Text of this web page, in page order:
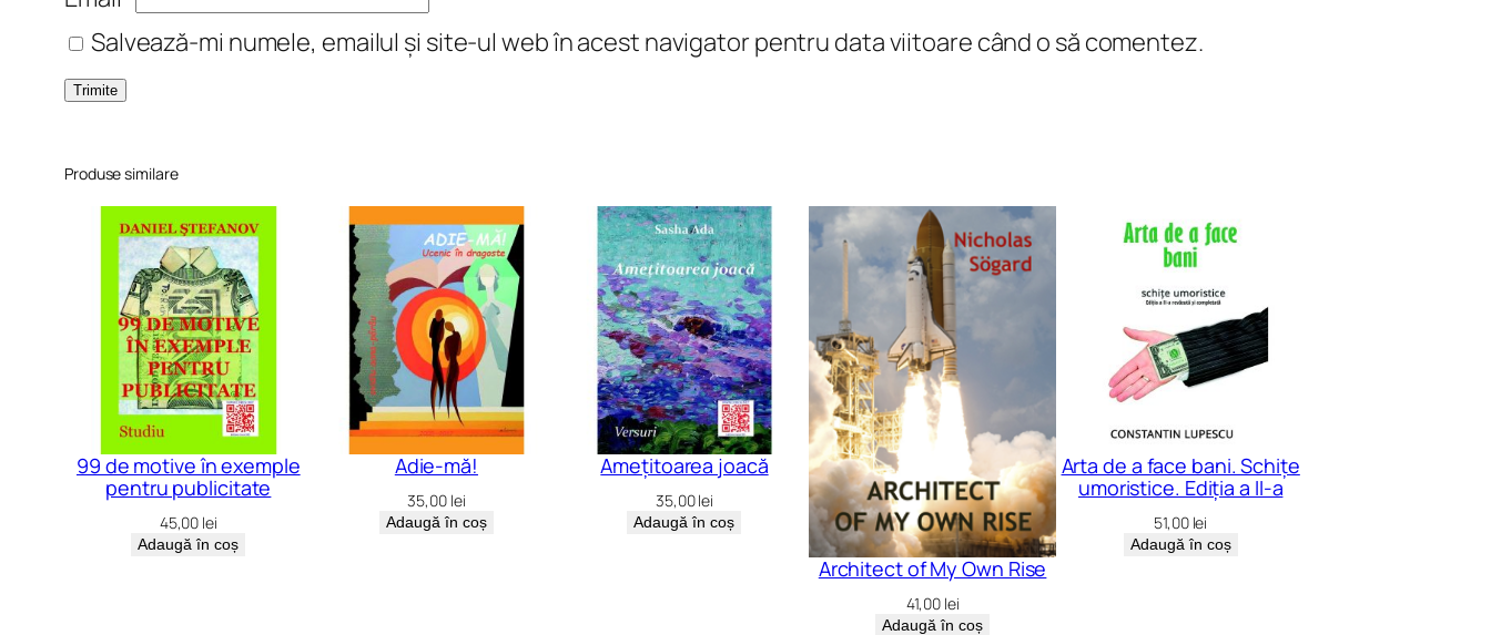
Salvează-mi numele, emailul și site-ul web în acest navigator pentru data viitoare când o să comentez.
Produse similare
99 de motive în exemple
pentru publicitate
45,00 lei
Adaugă în coș
Adie-mă!
35,00 lei
Adaugă în coș
Amețitoarea joacă
35,00lei
Adaugă în coș
Architect of My Own Rise
41,00 lei
Adaugă în coș
Arta de a face bani. Schițe
umoristice. Ediția a II-a
51,00 lei
Adaugă în coș